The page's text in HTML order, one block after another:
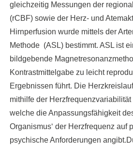
gleichzeitig Messungen der
(rCBF) sowie der Herz- und
Hirnperfusion wurde mittels der
Methode (ASL) bestimmt. ASL ist
bildgebende
Kontrastmittelgabe zu leicht
Ergebnissen führt. Die
mithilfe der Herzfrequenzvariabilität
welche die Anpassungsfähigkeit
Organismus‘ der Herzfrequenz auf
psychische Anforderungen